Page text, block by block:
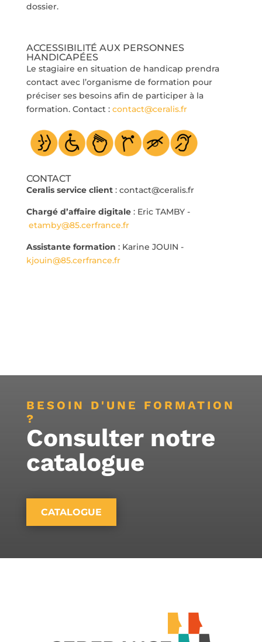
dossier.
ACCESSIBILITÉ AUX PERSONNES
HANDICAPÉES
Le stagiaire en situation de handicap prendra
contact avec l’organisme de formation pour
préciser ses besoins afin de participer à la
formation. Contact : contact@ceralis.fr
CONTACT
Ceralis service client: contact@ceralis.fr
Chargé d’affaire digitale: Eric TAMBY -
etamby@85.cerfrance.fr
Assistante formation : Karine JOUIN -
kjouin@85.cerfrance.fr
BESOIN D'UNE FORMATION
?
Consulter notre
catalogue
CATALOGUE